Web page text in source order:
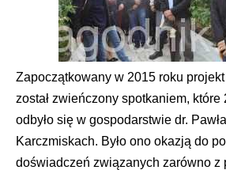
Zapoczątkowany w 2015 roku
został zwieńczony spotkaniem, które
odbyło się w gospodarstwie dr.
Karczmiskach. Było ono okazją do
doświadczeń związanych zarówno z